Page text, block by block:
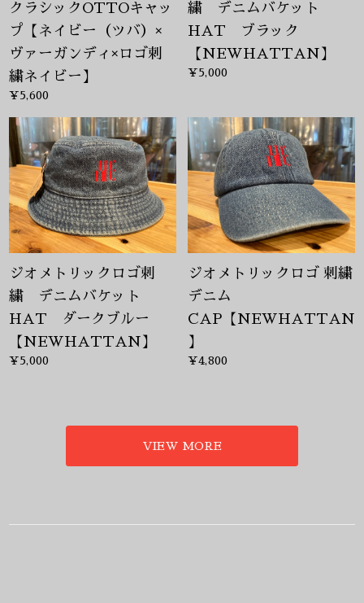
クラシックOTTOキャッ
プ【ネイビー（ツバ）×
ヴァーガンディ×ロゴ刺
繍ネイビー】
¥5,600
繍 デニムバケット
HAT ブラック
【NEWHATTAN】
¥5,000
ジオメトリックロゴ刺
繍 デニムバケット
HAT ダークブルー
【NEWHATTAN】
¥5,000
ジオメトリックロゴ 刺繍
デニム
CAP【NEWHATTAN
】
¥4,800
VIEW MORE